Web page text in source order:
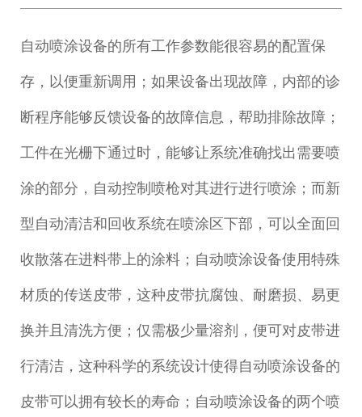
自动喷涂设备的所有工作参数能很容易的配置保
存，以便重新调用；如果设备出现故障，内部的诊
断程序能够反馈设备的故障信息，帮助排除故障；
工件在光栅下通过时，能够让系统准确找出需要喷
涂的部分，自动控制喷枪对其进行进行喷涂；而新
型自动清洁和回收系统在喷涂区下部，可以全面回
收散落在进料带上的涂料；自动喷涂设备使用特殊
材质的传送皮带，这种皮带抗腐蚀、耐磨损、易更
换并且清洗方便；仅需极少量溶剂，便可对皮带进
行清洁，这种科学的系统设计使得自动喷涂设备的
皮带可以拥有较长的寿命；自动喷涂设备的两个喷